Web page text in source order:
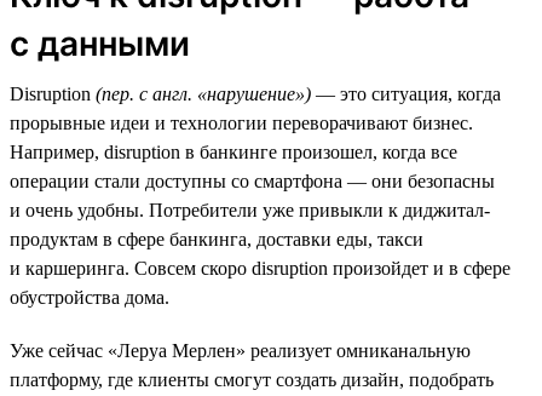
с данными
Disruption (пер. с англ. «нарушение») — это ситуация, когда
прорывные идеи и технологии переворачивают бизнес.
Например, disruption в банкинге произошел, когда все
операции стали доступны со смартфона — они безопасны
и очень удобны. Потребители уже привыкли к диджитал-
продуктам в сфере банкинга, доставки еды, такси
и каршеринга. Совсем скоро disruption произойдет и в сфере
обустройства дома.
Уже сейчас «Леруа Мерлен» реализует омниканальную
платформу, где клиенты смогут создать дизайн, подобрать